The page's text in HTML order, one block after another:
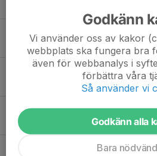
Anmälningarna är klara...
3 aug, 23:09
Mediaackreditering SM
29 jul, 10:00
Totalställning SM
Kalix Motorstadion
Godkänn
Vi använder oss av kakor
webbplats ska fungera bra
även för webbanalys i
förbättra våra
Så använder vi
Godkänn alla
Bara